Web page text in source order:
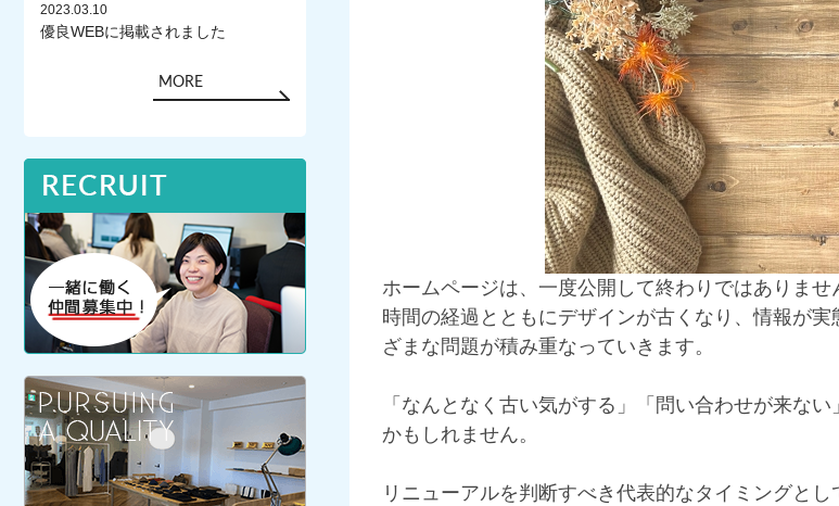
ホームページは、一度公開して終わりではありませ
時間の経過とともにデザインが古くなり、情報が
ざまな問題が積み重なっていきます。
「なんとなく古い気がする」「問い合わせが来な
かもしれません。
リニューアルを判断すべき代表的なタイミングとし
2023.03.10
優良WEBに掲載されました
MORE